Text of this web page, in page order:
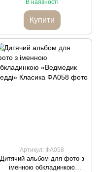
В наявності
Купити
Артикул: ФА058
Дитячий альбом для фото з
іменною обкладинкою